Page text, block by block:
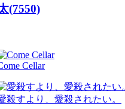
(7550)
Cellar
殺すより、愛殺されたい。